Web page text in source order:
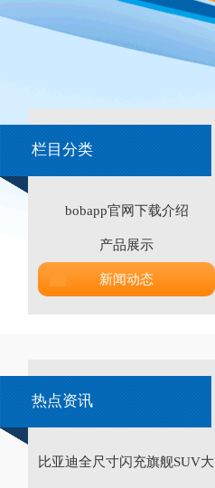
栏目分类
bobapp官网下载介绍
产品展示
新闻动态
热点资讯
比亚迪全尺寸闪充旗舰SUV大